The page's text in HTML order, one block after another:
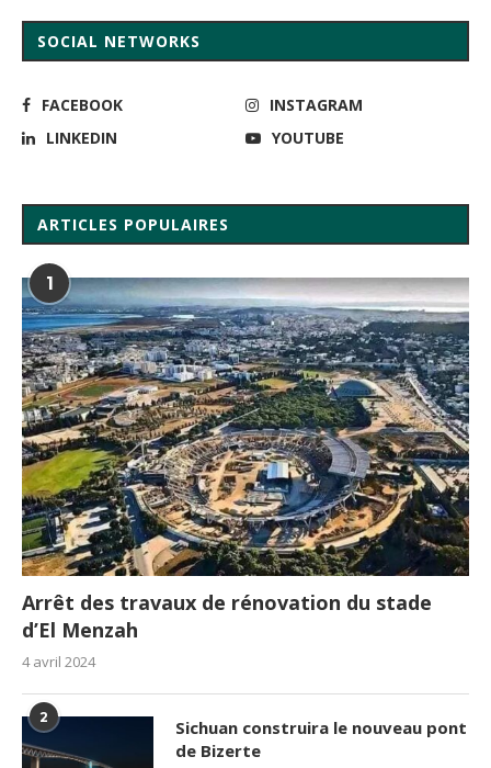
SOCIAL NETWORKS
FACEBOOK
INSTAGRAM
LINKEDIN
YOUTUBE
ARTICLES POPULAIRES
1
Arrêt des travaux de rénovation du stade
d’El Menzah
4 avril 2024
2
Sichuan construira le nouveau pont
de Bizerte